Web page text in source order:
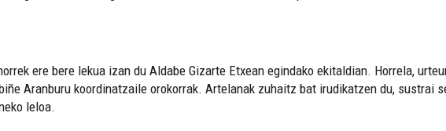
ere bere lekua izan du Aldabe Gizarte Etxean egindako ekitaldian. Horrela,
Aranburu koordinatzaile orokorrak. Artelanak zuhaitz bat irudikatzen du, sustrai
leloa.